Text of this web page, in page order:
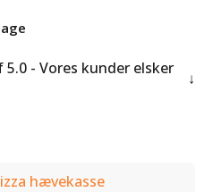
5.0 - Vores kunder elsker
hævekasse